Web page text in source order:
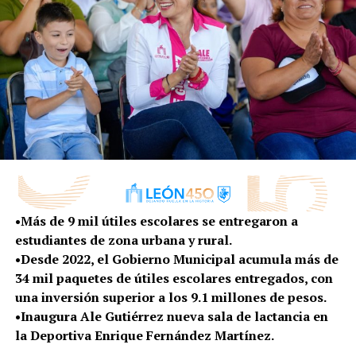
vamos a seguir en equipo con el Estado, y con el
Municipio, pero sobre todo con ustedes, y vamos a
seguir escuchando sus necesidades, sé que son
muchas, no vamos a aflojar el paso, traemos varios
proyectos de caminos, alumbrado público”,indicó.
Entre los programas que se contemplan para este 2023
están:
Subsidios agropecuarios (Agrícola ganadero,
negocios e insumos).
Captación de agua de lluvia (Bordería, sistemas
domésticos).
Subsidios eficiencia de riego (Unidad de Riego
Puerta San German, subsidios individuales).
Subsidios capacitación (Apicultores, agricultura
biointensiva, Manejo Higiénico Alimentos,
•Más de 9 mil útiles escolares se entregaron a
estudiantes de zona urbana y rural.
•Desde 2022, el Gobierno Municipal acumula más de
34 mil paquetes de útiles escolares entregados, con
una inversión superior a los 9.1 millones de pesos.
•Inaugura Ale Gutiérrez nueva sala de lactancia en
la Deportiva Enrique Fernández Martínez.